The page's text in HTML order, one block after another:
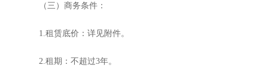
（ 三 ） 商务条件 ：
1.租赁底价 ： 详见附件。
2.租期：不超过3年。